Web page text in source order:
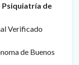
Psiquiatría de
Verificado
de Buenos